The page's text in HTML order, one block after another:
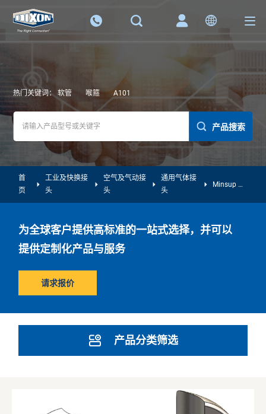
热门关键词：软管 喉箍 A101
产品搜索
首
页
工业及快换接
头
空气及气动接
头
通用气体接
头
Minsup 系
为全球客户提供高标准的一站式选择，并可以
提供定制化产品与服务
请求报价
产品分类筛选